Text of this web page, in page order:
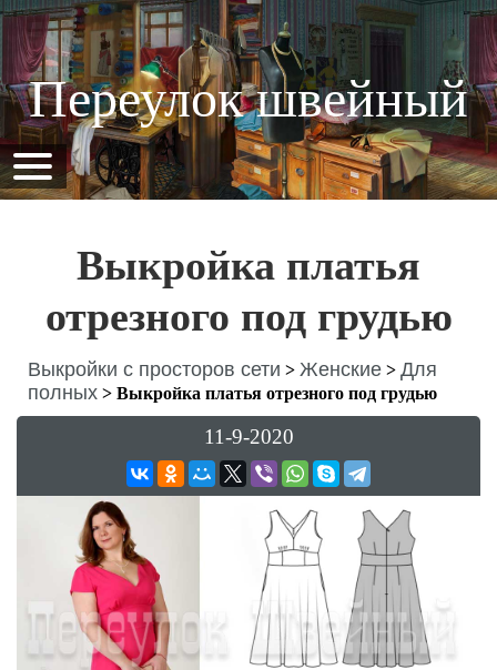
Переулок швейный
Выкройка платья
отрезного под грудью
Выкройки с просторов сети > Женские > Для
полных > Выкройка платья отрезного под грудью
11-9-2020